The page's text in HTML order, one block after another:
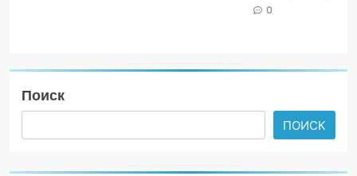
0
Поиск
ПОИСК